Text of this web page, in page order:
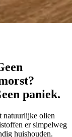
paniek.
natuurlijke olien
er simpelweg
huishouden.